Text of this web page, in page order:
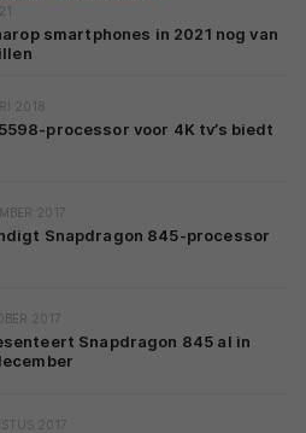
smartphones in 2021 nog van
2018
processor voor 4K tv’s biedt
2017
Snapdragon 845-processor
2017
Snapdragon 845 al in
2017